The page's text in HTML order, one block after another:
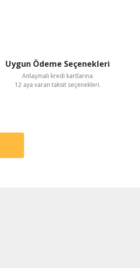
Uygun Ödeme Seçenekleri
Anlaşmalı kredi kartlarına
12 aya varan taksit seçenekleri.